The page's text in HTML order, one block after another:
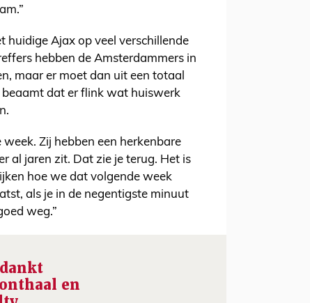
huidige Ajax op veel verschillende
hebben de Amsterdammers in
maar er moet dan uit een totaal
dat er flink wat huiswerk
Zij hebben een herkenbare
al jaren zit. Dat zie je terug. Het is
hoe we dat volgende week
als je in de negentigste minuut
weg.”
en